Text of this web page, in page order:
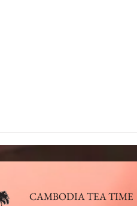
CAMBODIA TEA TIME